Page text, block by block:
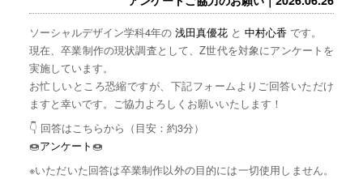
ソーシャルデザイン学科4年の 浅田真優花と 中村心香 です。
現在、卒業制作の現状調査として、Z世代を対象にアンケートを
実施しています。
お忙しいところ恐縮ですが、下記フォームよりご回答いただけ
ますと幸いです。ご協力よろしくお願いいたします！
👇 回答はこちらから（目安：約3分）
🍩アンケート🍩
※いただいた回答は卒業制作以外の目的には一切使用しません。